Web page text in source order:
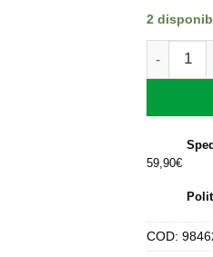
2
59,90€
COD: